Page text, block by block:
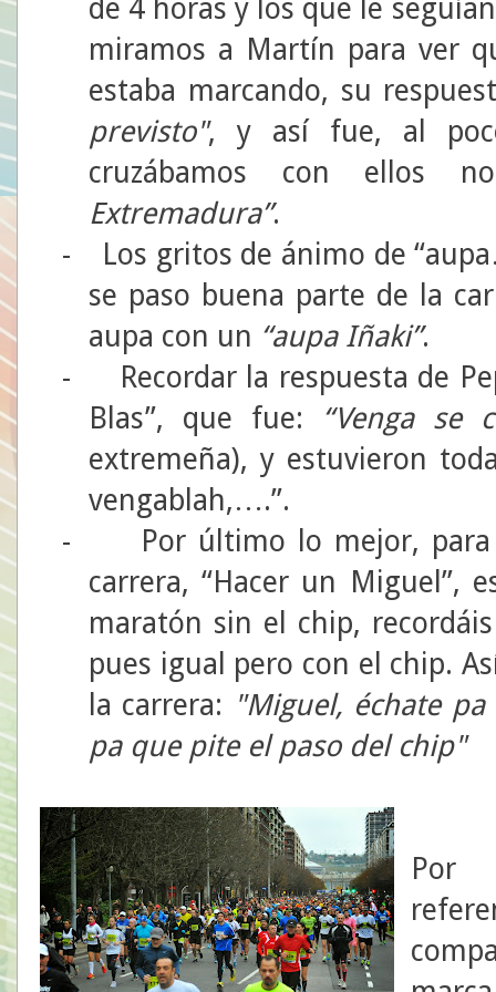
de 4 horas y los que le
miramos a Martín para ver
estaba marcando, su
previsto", y así fue, al
cruzábamos con ellos
Extremadura”.
-
Los gritos de ánimo de
se paso buena parte de la
aupa con un “aupa Iñaki”.
-
Recordar la respuesta de
Blas”, que fue: “Venga se
extremeña), y estuvieron
vengablah,….”.
-
Por último lo mejor,
carrera, “Hacer un Miguel”,
maratón sin el chip,
pues igual pero con el chip.
la carrera: "Miguel, échate
pa que pite el paso del chip"
Por